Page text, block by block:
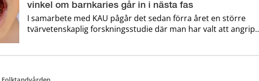
vinkel om barnkaries går in i nästa fas
I samarbete med KAU pågår det sedan förra året en större
tvärvetenskaplig forskningsstudie där man har valt att angripa